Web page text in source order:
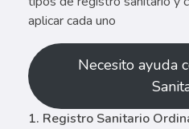
aplicar cada uno
Necesito ayuda
1. Registro Sanitario